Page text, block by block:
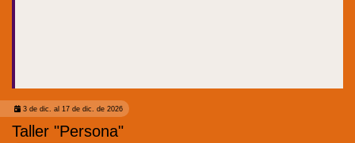
3 de dic. al 17 de dic. de 2026
Taller "Persona"